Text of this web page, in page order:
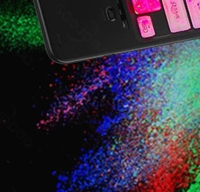
Bantuan, pertolongan
Yang bersih dan jujur
Puteri, bunga yang cantik